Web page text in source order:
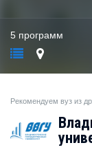
5 программ
Рекомендуем вуз из